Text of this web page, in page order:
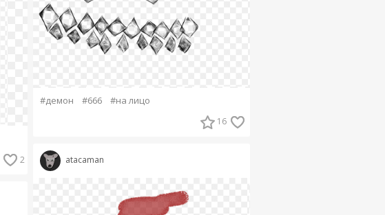
2
#демон #666 #на лицо
16
atacaman